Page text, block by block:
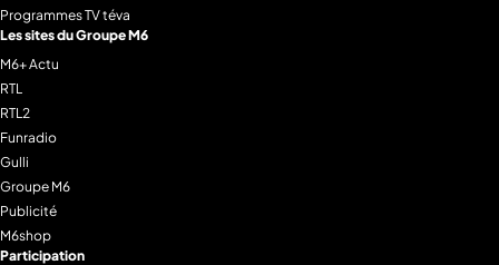
Programmes TV téva
Les sites du Groupe M6
M6+ Actu
RTL
RTL2
Funradio
Gulli
Groupe M6
Publicité
M6shop
Participation